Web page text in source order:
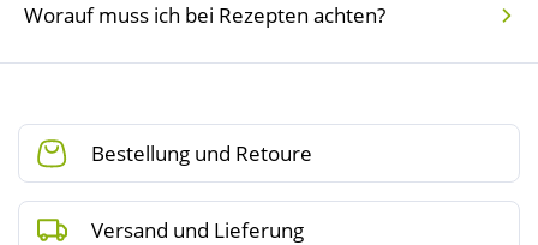
Worauf muss ich bei Rezepten achten?
Bestellung und Retoure
Versand und Lieferung